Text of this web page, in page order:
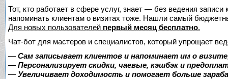
Тот, кто работает в сфере услуг, знает — без ведения
напоминать клиентам о визитах тоже. Нашли самый
Для новых пользователей первый месяц бесплатно.
Чат-бот для мастеров и специалистов, который упрощает
— Сам записывает клиентов и напоминает им о
— Персонализирует скидки, чаевые, кэшбэк и
— Увеличивает доходимость и помогает больше